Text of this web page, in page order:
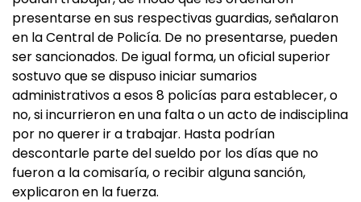
presentarse en sus respectivas guardias, señalaron
en la Central de Policía. De no presentarse, pueden
ser sancionados. De igual forma, un oficial superior
sostuvo que se dispuso iniciar sumarios
administrativos a esos 8 policías para establecer, o
no, si incurrieron en una falta o un acto de indisciplina
por no querer ir a trabajar. Hasta podrían
descontarle parte del sueldo por los días que no
fueron a la comisaría, o recibir alguna sanción,
explicaron en la fuerza.